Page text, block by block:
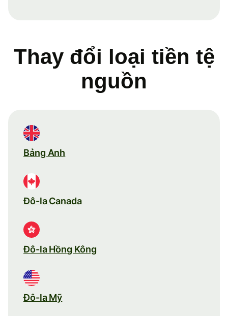
Thay đổi loại tiền tệ
nguồn
Bảng Anh
Đô-la Canada
Đô-la Hồng Kông
Đô-la Mỹ